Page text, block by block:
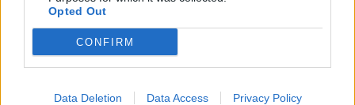
Opted Out
CONFIRM
Data Deletion Data Access Privacy Policy
Kristersson: "Så
här mycket potatis
har jag aldrig sett"
Statsministern besökte
Laholm och LPM Potatis.